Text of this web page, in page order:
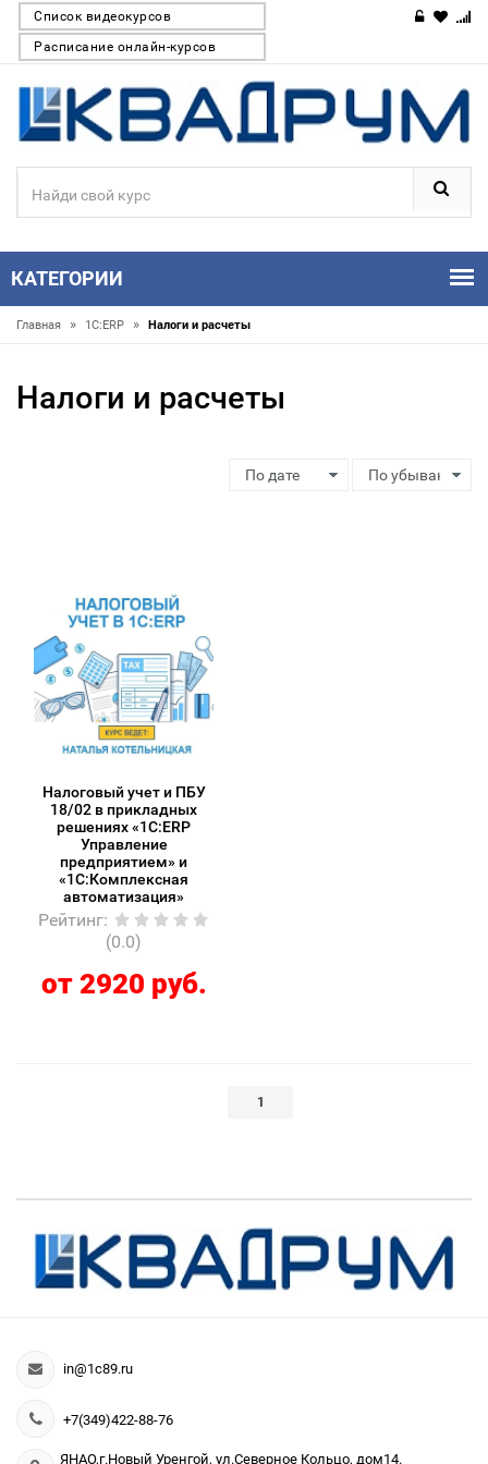
Список видеокурсов
Расписание онлайн-курсов
КАТЕГОРИИ
Главная » 1С:ERP » Налоги и расчеты
Налоги и расчеты
Налоговый учет и ПБУ
18/02 в прикладных
решениях «1С:ERP
Управление
предприятием» и
«1С:Комплексная
автоматизация»
Рейтинг:
(0.0)
от 2920 руб.
1
in@1c89.ru
+7(349)422-88-76
ЯНАО,г.Новый Уренгой, ул.Северное Кольцо, дом14.